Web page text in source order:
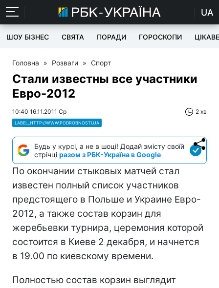
UA
ШОУ БІЗНЕС СВЯТА ПОРАДИ ГОРОСКОПИ ЦІКАВЕ
Головна » Розваги » Спорт
Стали известны все участники
Евро-2012
10:40 16.11.2011 Ср 2 хв
LABEL_HTTP://WWW.PODROBNOSTI.UA
Будь у курсі, а не в шоці! Додай змісту своїй
стрічці разом з РБК-Україна в Google
По окончании стыковых матчей стал
известен полный список участников
предстоящего в Польше и Украине Eврo-
2012, а также состав корзин для
жеребьевки турнира, церемония которой
состоится в Киеве 2 декабря, и начнется
в 19.00 по киевскому времени.
Полностью состав корзин выглядит